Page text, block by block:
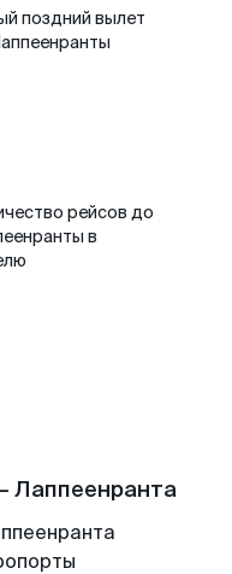
поздний вылет
рейсов до
в
Лаппеенранта